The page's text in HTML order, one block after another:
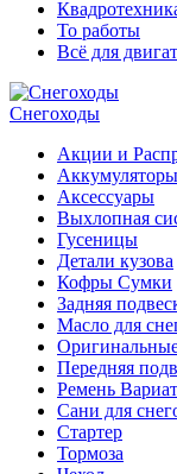
То работы
Всё для
Снегоходы
Акции и
Аккумуляторы
Аксессуары
Выхлопная
Гусеницы
Детали кузова
Кофры Сумки
Задняя
Масло для
Передняя
Ремень
Сани для
Стартер
Тормоза